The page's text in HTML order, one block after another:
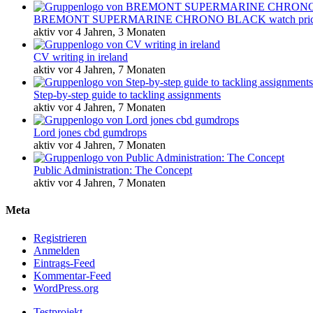
BREMONT SUPERMARINE CHRONO BLACK watch
aktiv vor 4 Jahren, 3 Monaten
CV writing in ireland
aktiv vor 4 Jahren, 7 Monaten
Step-by-step guide to tackling assignments
aktiv vor 4 Jahren, 7 Monaten
Lord jones cbd gumdrops
aktiv vor 4 Jahren, 7 Monaten
Public Administration: The Concept
aktiv vor 4 Jahren, 7 Monaten
Meta
Registrieren
Anmelden
Eintrags-Feed
Kommentar-Feed
WordPress.org